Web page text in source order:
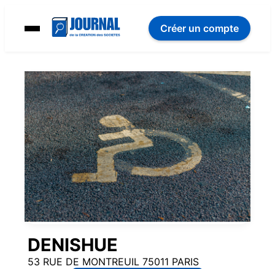
Créer un compte
DENISHUE
53 RUE DE MONTREUIL 75011 PARIS